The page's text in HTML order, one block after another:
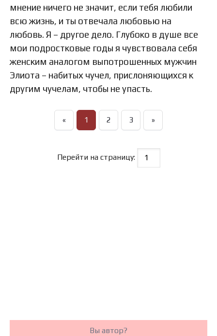
мнение ничего не значит, если тебя любили
всю жизнь, и ты отвечала любовью на
любовь. Я – другое дело. Глубоко в душе все
мои подростковые годы я чувствовала себя
женским аналогом выпотрошенных мужчин
Элиота – набитых чучел, прислоняющихся к
другим чучелам, чтобы не упасть.
« 1 2 3 »
Перейти на страницу:
Вы автор?